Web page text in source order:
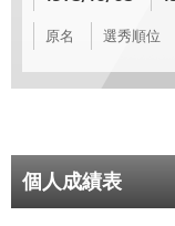
原名 選秀順位
個人成績表